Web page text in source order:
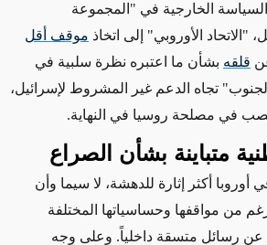
الخارجية في " المجموعة
"الاتحاد الأوروبي" إلى اتخاذ موقف أقل
قلقه بشأن ما اعتبره نظرة سلبية في
الجنوب" تجاه الدعم غير المشروط لإسرائيل،
في مصلحة روسيا في النهاية.
متباينة بشأن الصراع
أكثر إثارة للدهشة، لا سيما وأن
من مواقفها وحساسياتها المختلفة
عن رسائل متسقة داخلياً. وعلى وجه